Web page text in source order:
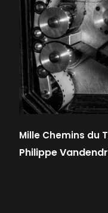
Mille Chemins du
Philippe